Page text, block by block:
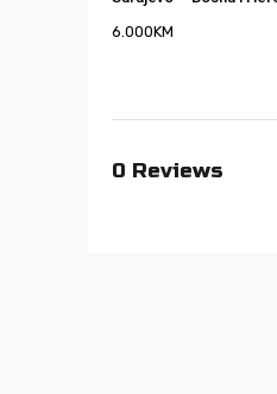
6.000KM
0 Reviews